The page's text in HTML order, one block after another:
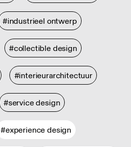
#industrieel ontwerp
#collectible design
#interieurarchitectuur
#service design
#experience design